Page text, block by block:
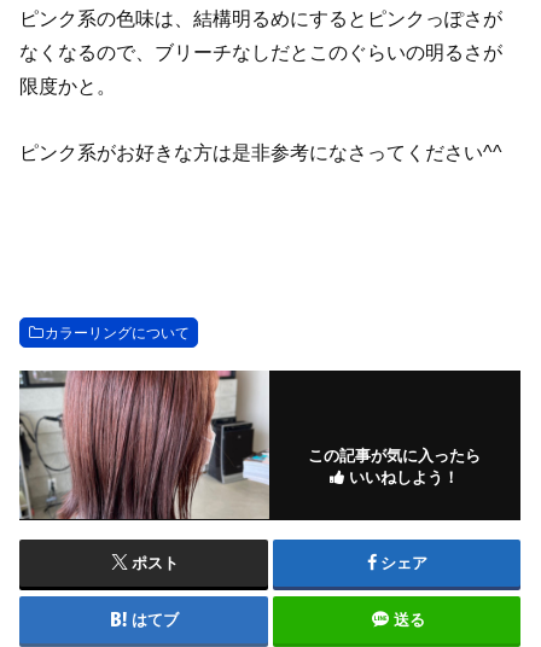
ピンク系の色味は、結構明るめにするとピンクっぽさが
なくなるので、ブリーチなしだとこのぐらいの明るさが
限度かと。
ピンク系がお好きな方は是非参考になさってください^^
カラーリングについて
この記事が気に入ったら
いいねしよう！
ポスト シェア
はてブ 送る